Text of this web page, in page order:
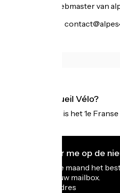
webmaster van
Wat is Accueil Vélo?
Accueil Vélo is het 1e
Ik abonneer me op de
Ontvang elke maand het
Frankrijk in uw mailbox.
Mijn e-mailadres